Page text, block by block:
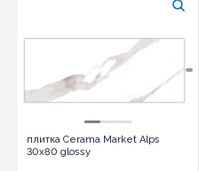
плитка Cerama Market Alps
30x80 glossy